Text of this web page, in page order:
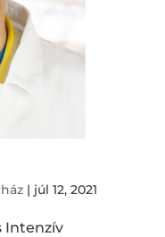
| júl 12, 2021
Intenzív